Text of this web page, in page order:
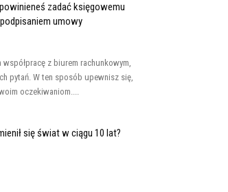
zadać księgowemu
umowy
z biurem rachunkowym,
pytań. W ten sposób upewnisz się,
oczekiwaniom....
się świat w ciągu 10 lat?